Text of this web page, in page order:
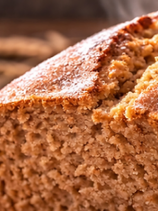
Cubra com o restante da massa. Asse em
forno preaquecido a 180 °C por 30 a 35
minutos, até dourar. Se quiser, pos